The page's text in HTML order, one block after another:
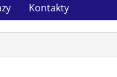
Kontakty